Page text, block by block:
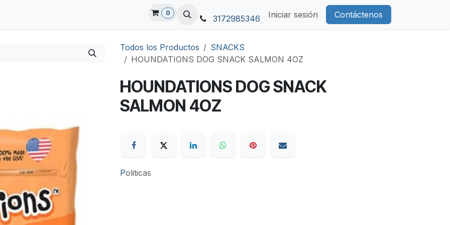
0
3172985346 Iniciar sesión Contáctenos
Todos los Productos
SNACKS
HOUNDATIONS DOG SNACK SALMON 4OZ
HOUNDATIONS DOG SNACK
SALMON 4OZ
Politicas